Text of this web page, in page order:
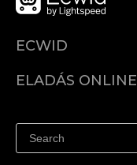
ECWID
Árkalkuláció
ELADÁS ONLINE
Eladás a Facebookon
Eladás Instagramon